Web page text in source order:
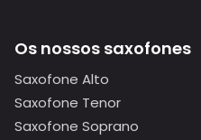
Os nossos saxofones
Saxofone Alto
Saxofone Tenor
Saxofone Soprano